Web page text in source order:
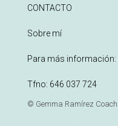
CONTACTO
Sobre mí
Para más información:
Tfno: 646 037 724
© Gemma Ramírez Coach